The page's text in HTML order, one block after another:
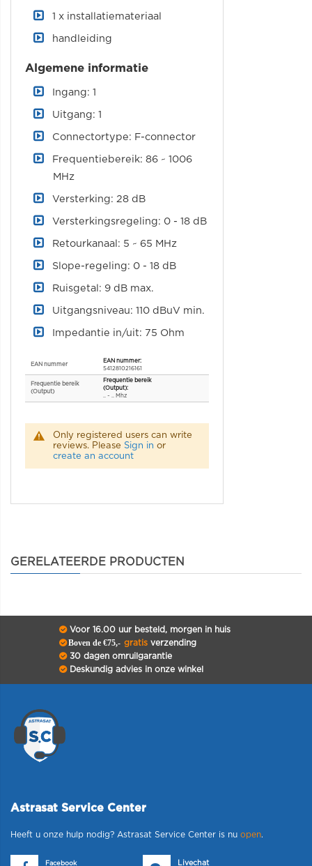
1 x installatiemateriaal
handleiding
Algemene informatie
Ingang: 1
Uitgang: 1
Connectortype: F-connector
Frequentiebereik: 86 ~ 1006
MHz
Versterking: 28 dB
Versterkingsregeling: 0 - 18 dB
Retourkanaal: 5 ~ 65 MHz
Slope-regeling: 0 - 18 dB
Ruisgetal: 9 dB max.
Uitgangsniveau: 110 dBuV min.
Impedantie in/uit: 75 Ohm
EAN nummer
5412810216161
Frequentie bereik
(Output)
.. ~ .. Mhz
Only registered users can write
reviews. Please Sign in or
create an account
GERELATEERDE PRODUCTEN
Voor 16.00 uur besteld, morgen in huis
Boven de €75,- gratisverzending
30 dagen omruilgarantie
Deskundig advies in onze winkel
Astrasat Service Center
Heeft u onze hulp nodig? Astrasat Service Center is nu open.
Facebook
Livechat